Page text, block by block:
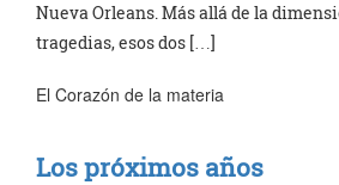
Nueva Orleans. Más allá de la
tragedias, esos dos […]
El Corazón de la materia
Los próximos años